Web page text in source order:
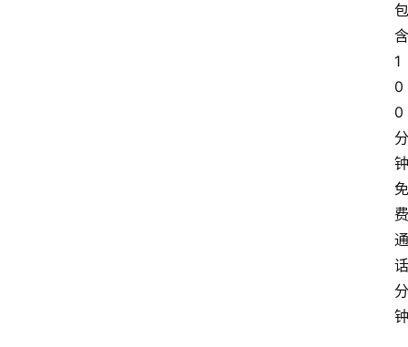
包
含
1
0
0
分
钟
免
费
通
话
分
钟